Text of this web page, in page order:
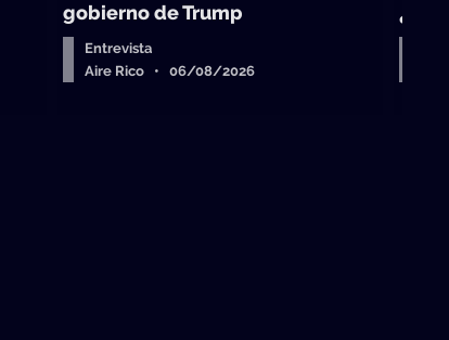
gobierno de Trump
Entrevista
Aire Rico • 06/08/2026